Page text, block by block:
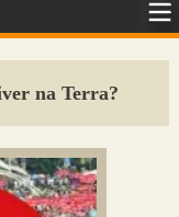
na Terra?